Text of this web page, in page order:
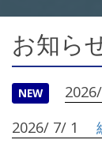
お知ら
NEW
2026/ 7/ 1